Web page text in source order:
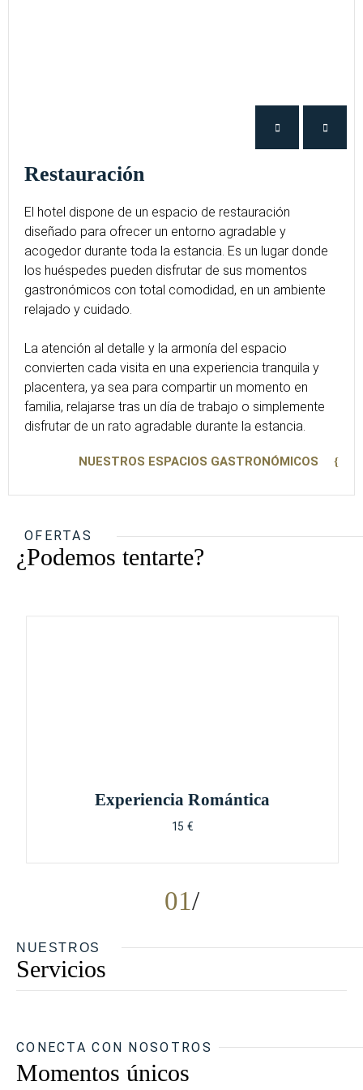
Restauración
El hotel dispone de un espacio de restauración
diseñado para ofrecer un entorno agradable y
acogedor durante toda la estancia. Es un lugar donde
los huéspedes pueden disfrutar de sus momentos
gastronómicos con total comodidad, en un ambiente
relajado y cuidado.
La atención al detalle y la armonía del espacio
convierten cada visita en una experiencia tranquila y
placentera, ya sea para compartir un momento en
familia, relajarse tras un día de trabajo o simplemente
disfrutar de un rato agradable durante la estancia.
NUESTROS ESPACIOS GASTRONÓMICOS
OFERTAS
¿Podemos tentarte?
01
Experiencia Romántica
15 €
NUESTROS
Servicios
CONECTA CON NOSOTROS
Momentos únicos